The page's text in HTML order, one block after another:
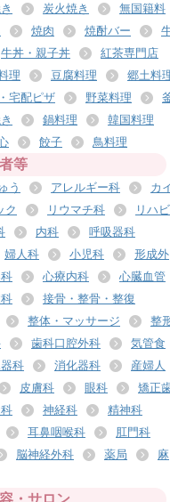
炭火焼き
無国籍料
焼肉 焼酎バー
牛丼・親子丼
紅茶専門店
理
豆腐料理
郷土料
宅配ピザ
野菜料理
鍋料理
韓国料理
餃子 鳥料理
等
う アレルギー科
カ
ク
リウマチ科
リハビ
内科
呼吸器科
婦人科 小児科
形成外
心療内科
心臓血管
接骨・整骨・整復
整体・マッサージ
整
歯科口腔外科
気管食
科 消化器科
産婦人
皮膚科 眼科
矯正
神経科
精神科
耳鼻咽喉科
肛門科
脳神経外科 薬局
麻